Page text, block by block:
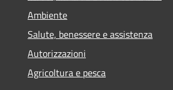
Ambiente
Salute, benessere e assistenza
Autorizzazioni
Agricoltura e pesca